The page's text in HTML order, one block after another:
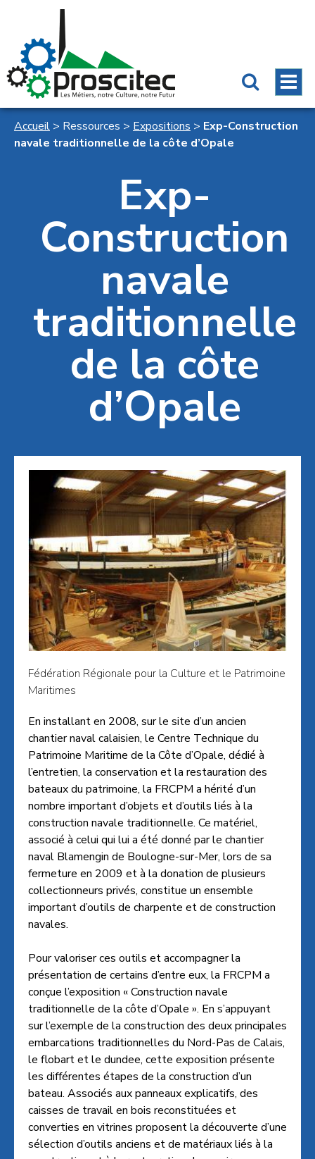
Accueil > Ressources > Expositions > Exp-Construction
navale traditionnelle de la côte d’Opale
Exp-
Construction
navale
traditionnelle
de la côte
d’Opale
Fédération Régionale pour la Culture et le Patrimoine
Maritimes
En installant en 2008, sur le site d’un ancien
chantier naval calaisien, le Centre Technique du
Patrimoine Maritime de la Côte d’Opale, dédié à
l’entretien, la conservation et la restauration des
bateaux du patrimoine, la FRCPM a hérité d’un
nombre important d’objets et d’outils liés à la
construction navale traditionnelle. Ce matériel,
associé à celui qui lui a été donné par le chantier
naval Blamengin de Boulogne-sur-Mer, lors de sa
fermeture en 2009 et à la donation de plusieurs
collectionneurs privés, constitue un ensemble
important d’outils de charpente et de construction
navales.
Pour valoriser ces outils et accompagner la
présentation de certains d’entre eux, la FRCPM a
conçue l’exposition « Construction navale
traditionnelle de la côte d’Opale ». En s’appuyant
sur l’exemple de la construction des deux principales
embarcations traditionnelles du Nord-Pas de Calais,
le flobart et le dundee, cette exposition présente
les différentes étapes de la construction d’un
bateau. Associés aux panneaux explicatifs, des
caisses de travail en bois reconstituées et
converties en vitrines proposent la découverte d’une
sélection d’outils anciens et de matériaux liés à la